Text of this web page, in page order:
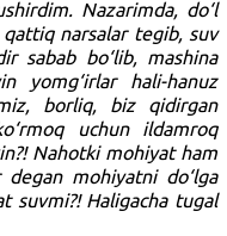
Nazarimda, do‘l
narsalar tegib, suv
sabab bo‘lib, mashina
yomg‘irlar hali-hanuz
borliq, biz qidirgan
uchun ildamroq
Nahotki mohiyat ham
degan mohiyatni do‘lga
suvmi?! Haligacha tugal